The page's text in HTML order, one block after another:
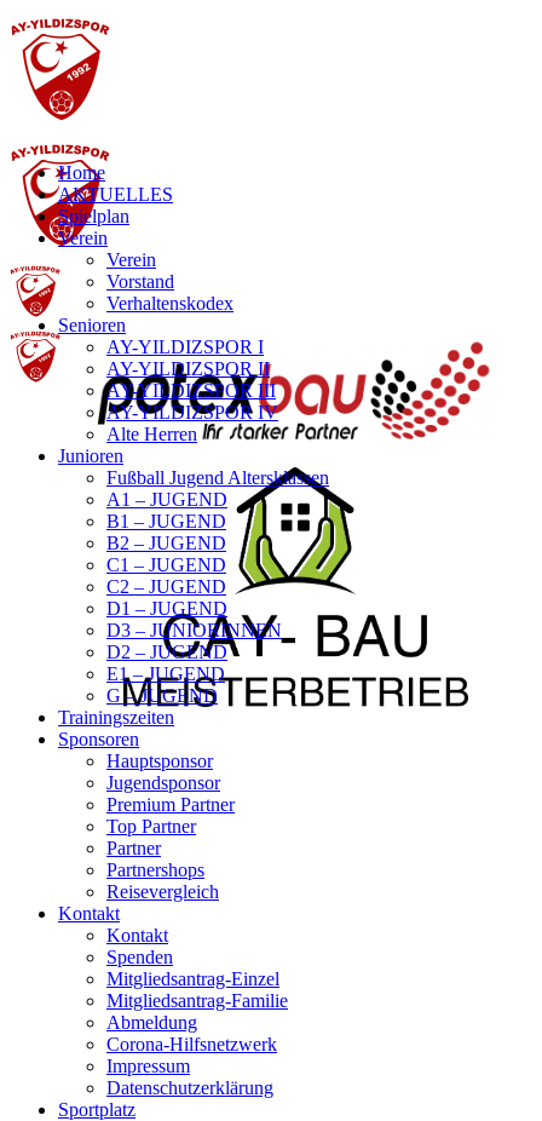
Home
AKTUELLES
Spielplan
Verein
Verein
Vorstand
Verhaltenskodex
Senioren
AY-YILDIZSPOR I
AY-YILDIZSPOR II
AY-YILDIZSPOR III
AY-YILDIZSPOR IV
Alte Herren
Junioren
Fußball Jugend Altersklassen
A1 – JUGEND
B1 – JUGEND
B2 – JUGEND
C1 – JUGEND
C2 – JUGEND
D1 – JUGEND
D3 – JUNIORINNEN
D2 – JUGEND
E1 – JUGEND
G – JUGEND
Trainingszeiten
Sponsoren
Hauptsponsor
Jugendsponsor
Premium Partner
Top Partner
Partner
Partnershops
Reisevergleich
Kontakt
Kontakt
Spenden
Mitgliedsantrag-Einzel
Mitgliedsantrag-Familie
Abmeldung
Corona-Hilfsnetzwerk
Impressum
Datenschutzerklärung
Sportplatz